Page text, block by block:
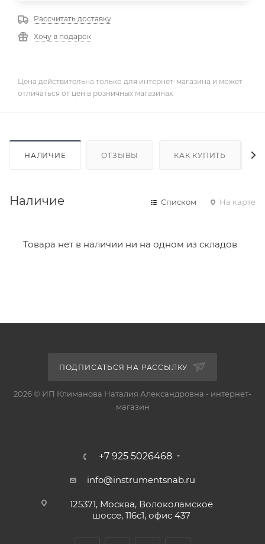
Рассчитать доставку
Хочу в подарок
Цена действительна только для интернет-магазина и может
отличаться от цен в розничных магазинах
НАЛИЧИЕ ОТЗЫВЫ КАК КУПИТЬ
Наличие Списком На карте
Товара нет в наличии ни на одном из складов
ПОДПИСАТЬСЯ НА РАССЫЛКУ
2026 © ИП Климанова Наталия Александровна - интернет-
магазин
+7 925 5026468
info@instrumentsnab.ru
125371, Москва, Волоколамское
шоссе, 116с1, офис 437